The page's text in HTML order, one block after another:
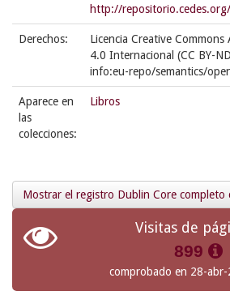
http://
Derechos:
Licencia Creative
4.0 Internacional (CC BY-
info:eu-repo/semantics/
Aparece en
las
colecciones:
Libros
Mostrar el registro Dublin Core completo
Visitas de
899
comprobado en 28-abr-